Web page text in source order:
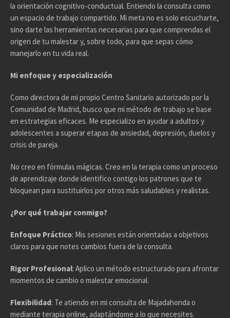
la orientación cognitivo-conductual. Entiendo la consulta como
un espacio de trabajo compartido. Mi meta no es solo escucharte,
sino darte las herramientas necesarias para que comprendas el
origen de tu malestar y, sobre todo, para que sepas cómo
manejarlo en tu vida real.
Mi enfoque y especialización
Como directora de mi propio Centro Sanitario autorizado por la
Comunidad de Madrid, busco que mi método de trabajo se base
en estrategias eficaces. Me especializo en ayudar a adultos y
adolescentes a superar etapas de ansiedad, depresión, duelos y
crisis de pareja.
No creo en fórmulas mágicas. Creo en la terapia como un proceso
de aprendizaje donde identifico contigo los patrones que te
bloquean para sustituirlos por otros más saludables y realistas.
¿Por qué trabajar conmigo?
Enfoque Práctico: Mis sesiones están orientadas a objetivos
claros para que notes cambios fuera de la consulta.
Rigor Profesional: Aplico un método estructurado para afrontar
momentos de cambio o malestar emocional.
Flexibilidad: Te atiendo en mi consulta de Majadahonda o
mediante terapia online, adaptándome a lo que necesites.